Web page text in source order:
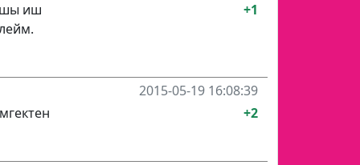
иш
+1
2015-05-19 16:08:39
+2